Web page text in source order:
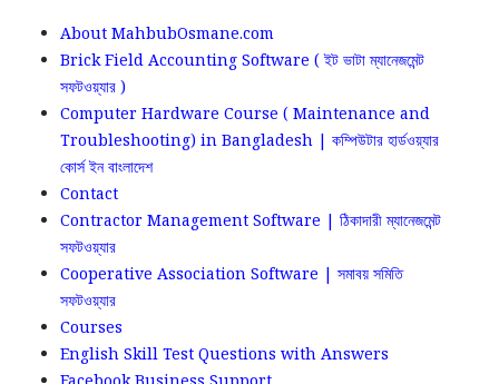
About MahbubOsmane.com
Brick Field Accounting Software ( ইট ভাটা ম্যানেজমেন্ট
সফটওয়্যার )
Computer Hardware Course ( Maintenance and
Troubleshooting) in Bangladesh | কম্পিউটার হার্ডওয়্যার
কোর্স ইন বাংলাদেশ
Contact
Contractor Management Software | ঠিকাদারী ম্যানেজমেন্ট
সফটওয়্যার
Cooperative Association Software | সমাবয় সমিতি
সফটওয়্যার
Courses
English Skill Test Questions with Answers